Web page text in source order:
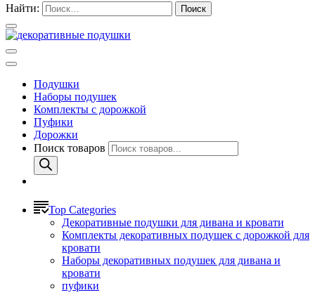
Найти:
Подушки
Наборы подушек
Комплекты с дорожкой
Пуфики
Дорожки
Поиск товаров
Top Categories
Декоративные подушки для дивана и кровати
Комплекты декоративных подушек с дорожкой для
кровати
Наборы декоративных подушек для дивана и
кровати
пуфики